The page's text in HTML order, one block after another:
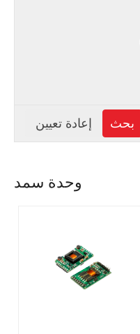
وحدة سمد